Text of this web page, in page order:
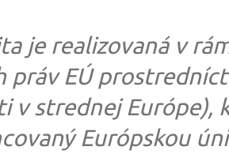
je realizovaná v
práv EÚ
v strednej Európe),
Európskou